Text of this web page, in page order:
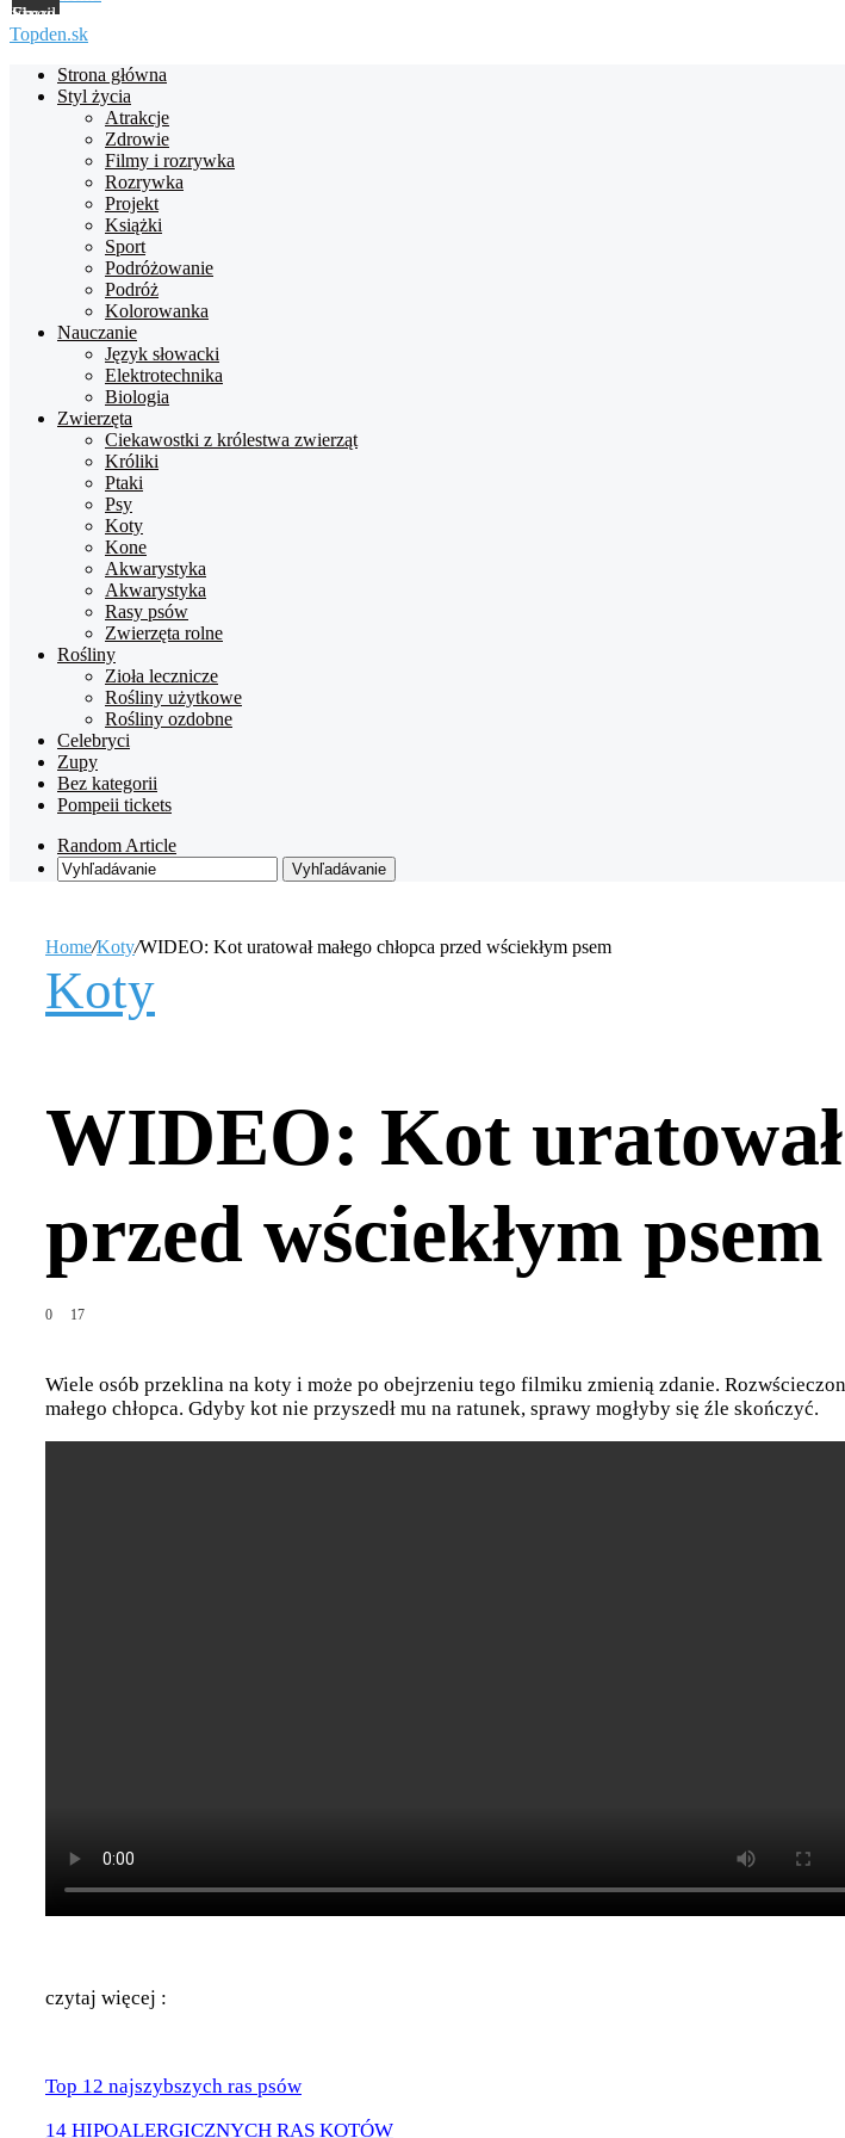
Topden.sk
Strona główna
Styl życia
Atrakcje
Zdrowie
Filmy i rozrywka
Rozrywka
Projekt
Książki
Sport
Podróżowanie
Podróż
Kolorowanka
Nauczanie
Język słowacki
Elektrotechnika
Biologia
Zwierzęta
Ciekawostki z królestwa zwierząt
Króliki
Ptaki
Psy
Koty
Kone
Akwarystyka
Akwarystyka
Rasy psów
Zwierzęta rolne
Rośliny
Zioła lecznicze
Rośliny użytkowe
Rośliny ozdobne
Celebryci
Zupy
Bez kategorii
Pompeii tickets
Random Article
Vyhľadávanie
Home/Koty/WIDEO: Kot uratował małego chłopca przed wściekłym psem
Koty
WIDEO: Kot uratował
przed wściekłym psem
0 17
Wiele osób przeklina na koty i może po obejrzeniu tego filmiku zmienią zdanie.
małego chłopca. Gdyby kot nie przyszedł mu na ratunek, sprawy mogłyby się źle skończyć.
czytaj więcej :
Top 12 najszybszych ras psów
14 HIPOALERGICZNYCH RAS KOTÓW
Share via Email